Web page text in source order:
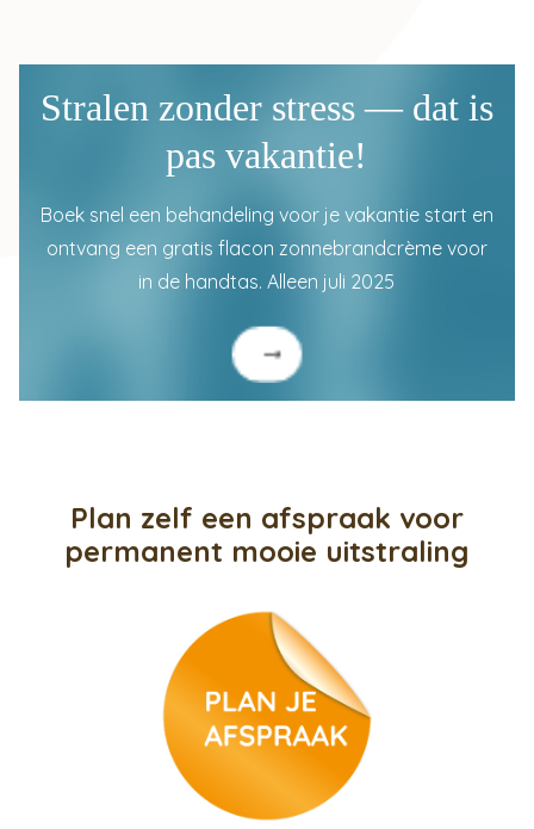
Stralen zonder stress — dat is
pas vakantie!
Boek snel een behandeling voor je vakantie start en
ontvang een gratis flacon zonnebrandcrème voor
in de handtas. Alleen juli 2025
Plan zelf een afspraak voor
permanent mooie uitstraling